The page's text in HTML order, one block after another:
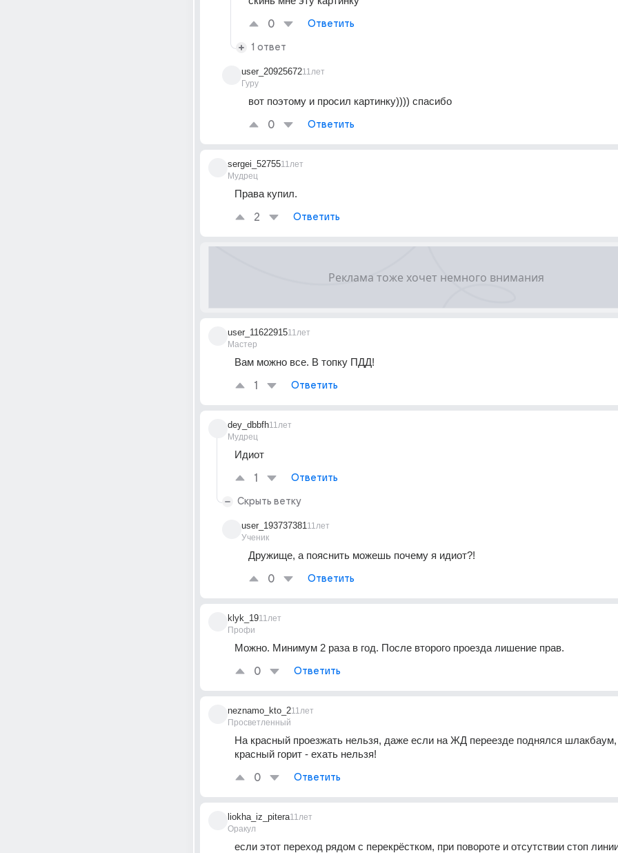
0 Ответить
1 ответ
user_20925672
Гуру
11лет
вот поэтому и просил картинку)))) спасибо
0 Ответить
sergei_52755
Мудрец
11лет
Права купил.
2 Ответить
user_11622915
Мастер
11лет
Вам можно все. В топку ПДД!
1 Ответить
dey_dbbfh
Мудрец
11лет
Идиот
1 Ответить
Скрыть ветку
user_193737381
Ученик
11лет
Дружище, а пояснить можешь почему я идиот?!
0 Ответить
klyk_19
Профи
11лет
Можно. Минимум 2 раза в год. После второго проезда лишение прав.
0 Ответить
neznamo_kto_2
Просветленный
11лет
На красный проезжать нельзя, даже если на ЖД переезде поднялся
красный горит - ехать нельзя!
0 Ответить
liokha_iz_pitera
Оракул
11лет
если этот переход рядом с перекрёстком, при повороте и отсутствии стоп